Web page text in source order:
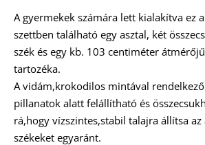
A gyermekek számára lett kialakítva ez
szettben található egy asztal, két
szék és egy kb. 103 centiméter
tartozéka.
A vidám,krokodilos mintával
pillanatok alatt felállítható és
rá,hogy vízszintes,stabil talajra állítsa az
székeket egyaránt.